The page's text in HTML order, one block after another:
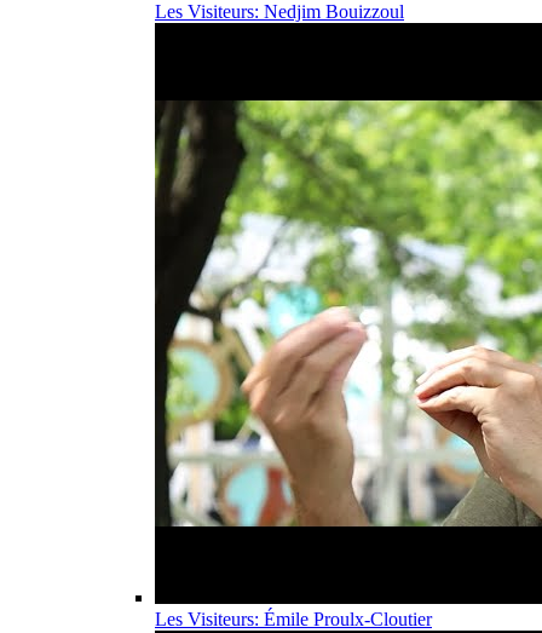
Les Visiteurs: Nedjim Bouizzoul
Les Visiteurs: Émile Proulx-Cloutier